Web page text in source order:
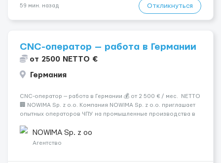
59 мин. назад Откликнуться
CNC-оператор — работа в Германии
от 2500 NETTO €
Германия
CNC-оператор — работа в Германии 💰 от 2 500 € / мес. NETTO
🏢 NOWIMA Sp. z o.o. Компания NOWIMA Sp. z o.o. приглашает
опытных операторов ЧПУ на промышленные производства в
Проживание, оформление и билеты — за счёт компани...
NOWIMA Sp. z oo
Агентство